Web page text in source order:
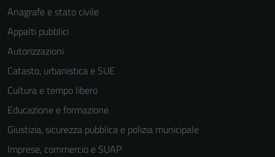
Anagrafe e stato civile
Appalti pubblici
Autorizzazioni
Catasto, urbanistica e SUE
Cultura e tempo libero
Educazione e formazione
Giustizia, sicurezza pubblica e polizia municipale
Imprese, commercio e SUAP